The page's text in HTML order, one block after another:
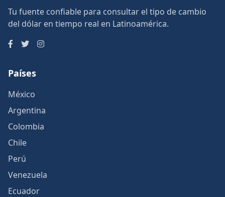
Tu fuente confiable para consultar el tipo de cambio
del dólar en tiempo real en Latinoamérica.
Países
México
Argentina
Colombia
Chile
Perú
Venezuela
Ecuador